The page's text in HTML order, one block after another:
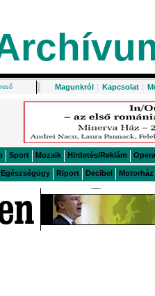
Magunkról | Kapcsolat |
Sport Mozaik Hirdetés/Reklám Opera
Egészségügy Riport Decibel Motorház